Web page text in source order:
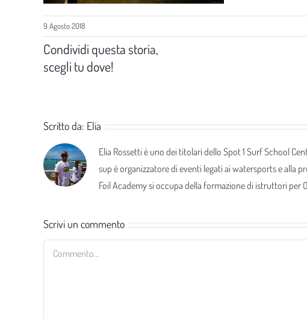
9 Agosto 2018
Condividi questa storia,
scegli tu dove!
Scritto da: Elia
Elia Rossetti è uno dei titolari dello Spot 1 Surf School
sup è organizzatore di eventi legati ai watersports e alla
Foil Academy si occupa della formazione di istruttori per
Scrivi un commento
Commento